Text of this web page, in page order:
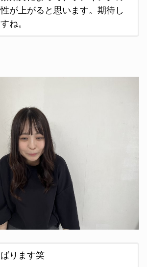
が上がると思います。期待し
ね。
ります笑